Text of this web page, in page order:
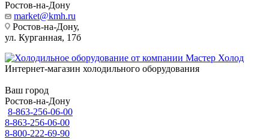
Ростов-на-Дону
market@kmh.ru
Ростов-на-Дону,
ул. Курганная, 17б
Интернет-магазин холодильного оборудования
Ваш город
Ростов-на-Дону
8-863-256-06-00
8-863-256-06-00
8-800-222-69-90